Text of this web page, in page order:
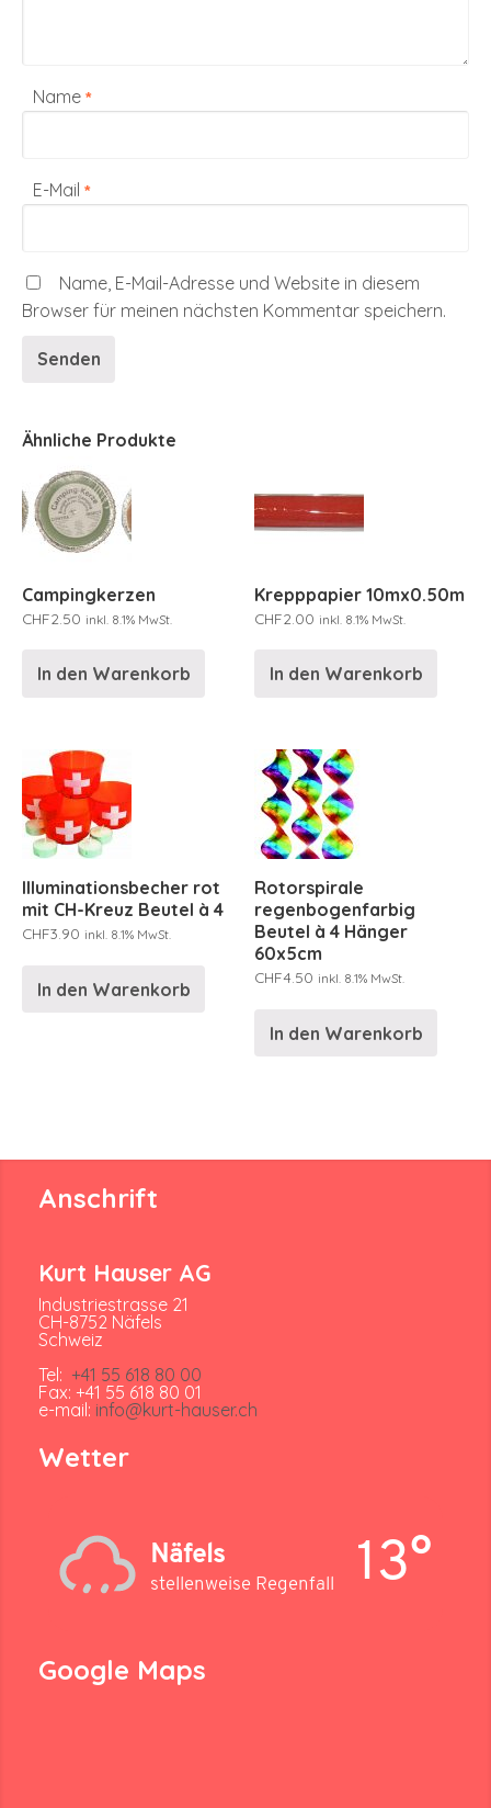
Name *
E-Mail *
Name, E-Mail-Adresse und Website in diesem
Browser für meinen nächsten Kommentar speichern.
Ähnliche Produkte
Campingkerzen
CHF2.50 inkl. 8.1% MwSt.
In den Warenkorb
Krepppapier 10mx0.50m
CHF2.00 inkl. 8.1% MwSt.
In den Warenkorb
Illuminationsbecher rot
mit CH-Kreuz Beutel à 4
CHF3.90 inkl. 8.1% MwSt.
In den Warenkorb
Rotorspirale
regenbogenfarbig
Beutel à 4 Hänger
60x5cm
CHF4.50 inkl. 8.1% MwSt.
In den Warenkorb
Anschrift
Kurt Hauser AG
Industriestrasse 21
CH-8752 Näfels
Schweiz
Tel: +41 55 618 80 00
Fax: +41 55 618 80 01
e-mail: info@kurt-hauser.ch
Wetter
Näfels
stellenweise Regenfall 13°
Google Maps